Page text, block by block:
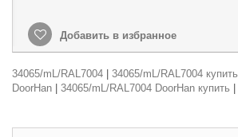
Добавить в избранное
34065/mL/RAL7004 34065/mL/RAL7004 купить
DoorHan
34065/mL/RAL7004 DoorHan купить